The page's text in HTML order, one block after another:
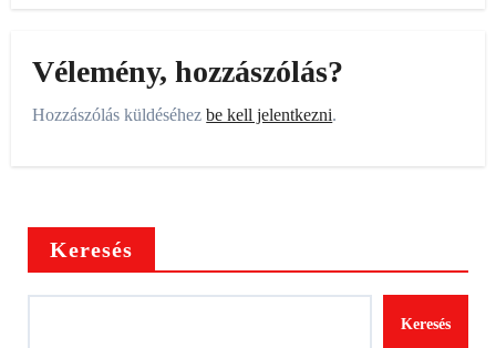
Vélemény, hozzászólás?
Hozzászólás küldéséhezbe kell jelentkezni.
Keresés
Keresés